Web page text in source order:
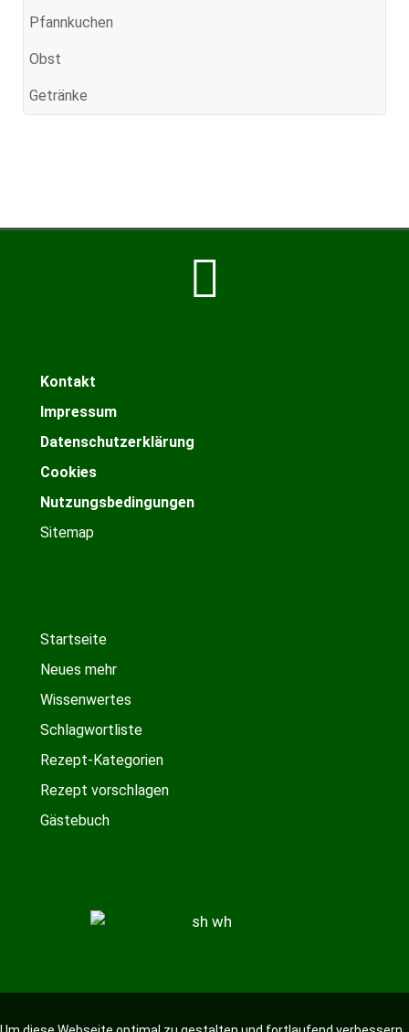
Pfannkuchen
Obst
Getränke
Kontakt
Impressum
Datenschutzerklärung
Cookies
Nutzungsbedingungen
Sitemap
Startseite
Neues mehr
Wissenwertes
Schlagwortliste
Rezept-Kategorien
Rezept vorschlagen
Gästebuch